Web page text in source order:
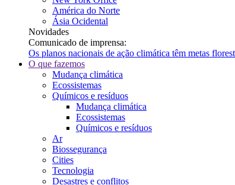
América do Norte
Ásia Ocidental
Novidades
Comunicado de imprensa:
Os planos nacionais de ação climática têm metas
O que fazemos
Mudança climática
Ecossistemas
Químicos e resíduos
Mudança climática
Ecossistemas
Químicos e resíduos
Ar
Biossegurança
Cities
Tecnologia
Desastres e conflitos